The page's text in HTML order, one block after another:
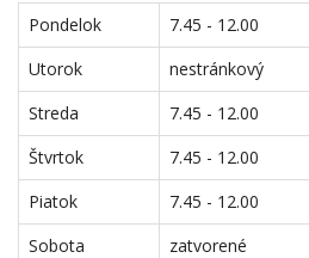
Pondelok 7.45 - 12.00
Utorok
nestránkový
Streda
7.45 - 12.00
Štvrtok
7.45 - 12.00
Piatok
7.45 - 12.00
Sobota
zatvorené